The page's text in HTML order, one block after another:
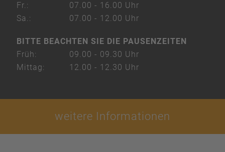
Fr.:
07.00 - 16.00 Uhr
Sa.:
07.00 - 12.00 Uhr
BITTE BEACHTEN SIE DIE PAUSENZEITEN
Früh:
09.00 - 09.30 Uhr
Mittag:
12.00 - 12.30 Uhr
weitere Informationen